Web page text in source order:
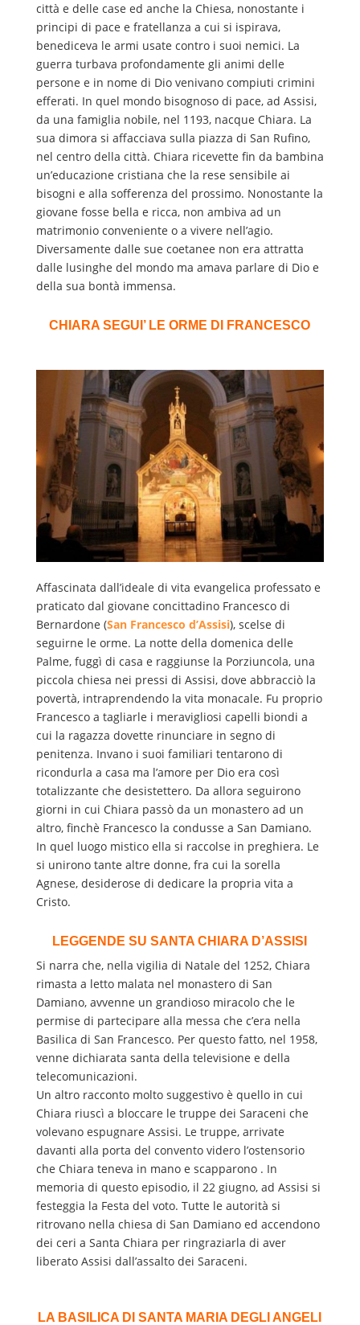
città e delle case ed anche la Chiesa, nonostante i
principi di pace e fratellanza a cui si ispirava,
benediceva le armi usate contro i suoi nemici. La
guerra turbava profondamente gli animi delle
persone e in nome di Dio venivano compiuti crimini
efferati. In quel mondo bisognoso di pace, ad Assisi,
da una famiglia nobile, nel 1193, nacque Chiara. La
sua dimora si affacciava sulla piazza di San Rufino,
nel centro della città. Chiara ricevette fin da bambina
un’educazione cristiana che la rese sensibile ai
bisogni e alla sofferenza del prossimo. Nonostante la
giovane fosse bella e ricca, non ambiva ad un
matrimonio conveniente o a vivere nell’agio.
Diversamente dalle sue coetanee non era attratta
dalle lusinghe del mondo ma amava parlare di Dio e
della sua bontà immensa.
CHIARA SEGUI’ LE ORME DI FRANCESCO
Affascinata dall’ideale di vita evangelica professato e
praticato dal giovane concittadino Francesco di
Bernardone (San Francesco d’Assisi), scelse di
seguirne le orme. La notte della domenica delle
Palme, fuggì di casa e raggiunse la Porziuncola, una
piccola chiesa nei pressi di Assisi, dove abbracciò la
povertà, intraprendendo la vita monacale. Fu proprio
Francesco a tagliarle i meravigliosi capelli biondi a
cui la ragazza dovette rinunciare in segno di
penitenza. Invano i suoi familiari tentarono di
ricondurla a casa ma l’amore per Dio era così
totalizzante che desistettero. Da allora seguirono
giorni in cui Chiara passò da un monastero ad un
altro, finchè Francesco la condusse a San Damiano.
In quel luogo mistico ella si raccolse in preghiera. Le
si unirono tante altre donne, fra cui la sorella
Agnese, desiderose di dedicare la propria vita a
Cristo.
LEGGENDE SU SANTA CHIARA D’ASSISI
Si narra che, nella vigilia di Natale del 1252, Chiara
rimasta a letto malata nel monastero di San
Damiano, avvenne un grandioso miracolo che le
permise di partecipare alla messa che c’era nella
Basilica di San Francesco. Per questo fatto, nel 1958,
venne dichiarata santa della televisione e della
telecomunicazioni.
Un altro racconto molto suggestivo è quello in cui
Chiara riuscì a bloccare le truppe dei Saraceni che
volevano espugnare Assisi. Le truppe, arrivate
davanti alla porta del convento videro l’ostensorio
che Chiara teneva in mano e scapparono . In
memoria di questo episodio, il 22 giugno, ad Assisi si
festeggia la Festa del voto. Tutte le autorità si
ritrovano nella chiesa di San Damiano ed accendono
dei ceri a Santa Chiara per ringraziarla di aver
liberato Assisi dall’assalto dei Saraceni.
LA BASILICA DI SANTA MARIA DEGLI ANGELI